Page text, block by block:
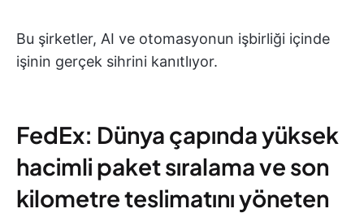
Bu şirketler, AI ve otomasyonun işbirliği içinde
işinin gerçek sihrini kanıtlıyor.
FedEx: Dünya çapında yüksek
hacimli paket sıralama ve son
kilometre teslimatını yöneten